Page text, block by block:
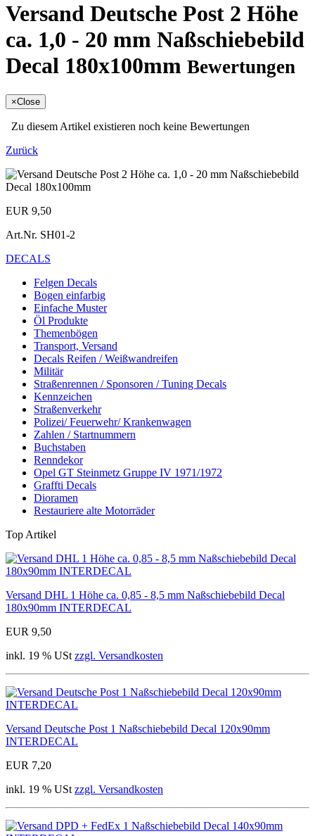
Versand Deutsche Post 2 Höhe
ca. 1,0 - 20 mm Naßschiebebild
Decal 180x100mm Bewertungen
×Close
Zu diesem Artikel existieren noch keine Bewertungen
Zurück
EUR 9,50
Art.Nr. SH01-2
DECALS
Felgen Decals
Bogen einfarbig
Einfache Muster
Öl Produkte
Themenbögen
Transport, Versand
Decals Reifen / Weißwandreifen
Militär
Straßenrennen / Sponsoren / Tuning Decals
Kennzeichen
Straßenverkehr
Polizei/ Feuerwehr/ Krankenwagen
Zahlen / Startnummern
Buchstaben
Renndekor
Opel GT Steinmetz Gruppe IV 1971/1972
Graffti Decals
Dioramen
Restauriere alte Motorräder
Top Artikel
Versand DHL 1 Höhe ca. 0,85 - 8,5 mm Naßschiebebild Decal
180x90mm INTERDECAL
EUR 9,50
inkl. 19 % USt zzgl. Versandkosten
Versand Deutsche Post 1 Naßschiebebild Decal 120x90mm
INTERDECAL
EUR 7,20
inkl. 19 % USt zzgl. Versandkosten